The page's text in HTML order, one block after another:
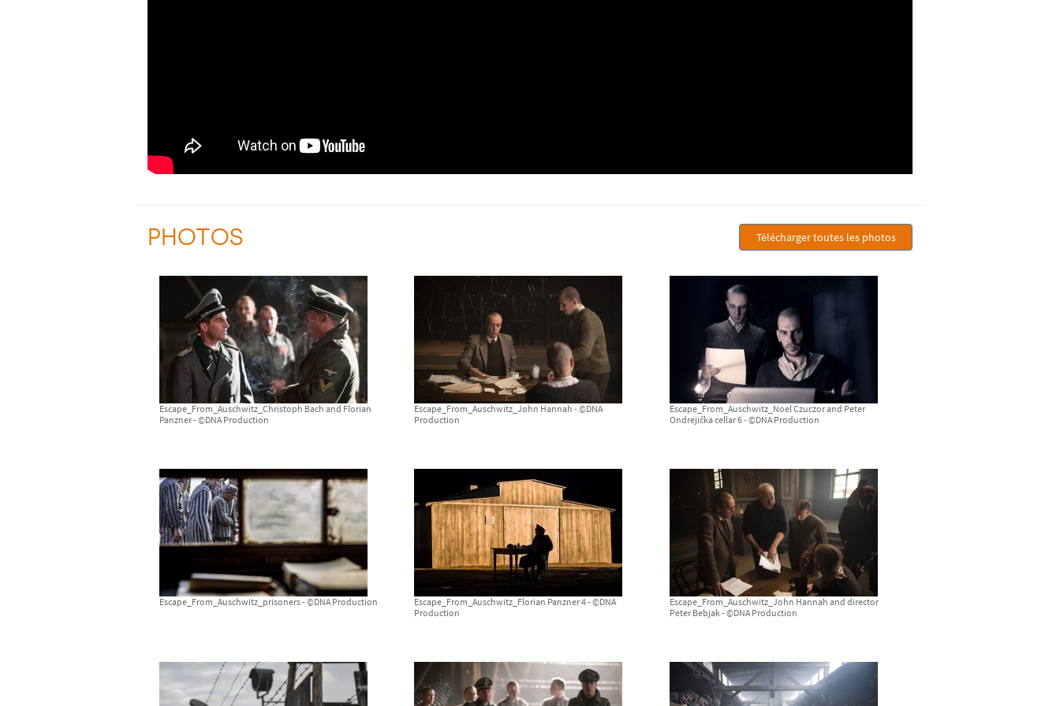
PHOTOS Télécharger toutes les photos
Escape_From_Auschwitz_Christoph Bach and Florian
Panzner - ©DNA Production
Escape_From_Auschwitz_John Hannah - ©DNA
Production
Escape_From_Auschwitz_Noel Czuczor and Peter
Ondrejička cellar 6 - ©DNA Production
Escape_From_Auschwitz_prisoners - ©DNA Production
Escape_From_Auschwitz_Florian Panzner 4 - ©DNA
Production
Escape_From_Auschwitz_John Hannah and director
Peter Bebjak - ©DNA Production